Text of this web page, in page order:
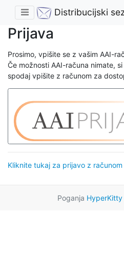
Distribucijski
Prijava
Prosimo, vpišite se z vašim AAI-
Če možnosti AAI-računa nimate, si
spodaj vpišite z računom za
Kliknite tukaj za prijavo z
Poganja HyperKitty